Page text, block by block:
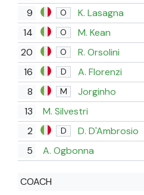
9 O K. Lasagna
14 O M. Kean
20 O
R. Orsolini
16
D
A. Florenzi
8
M
Jorginho
13
M. Silvestri
2
D
D. D'Ambrosio
5
A. Ogbonna
COACH